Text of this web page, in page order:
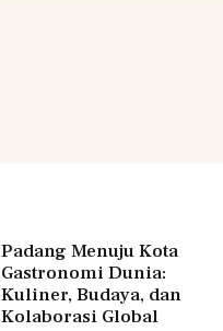
Padang Menuju Kota
Gastronomi Dunia:
Kuliner, Budaya, dan
Kolaborasi Global